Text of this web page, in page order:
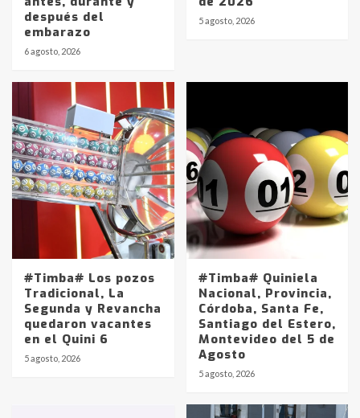
después del
embarazo
6 agosto, 2026
5 agosto, 2026
#Timba# Los pozos
Tradicional, La
Segunda y Revancha
quedaron vacantes
en el Quini 6
5 agosto, 2026
#Timba# Quiniela
Nacional, Provincia,
Córdoba, Santa Fe,
Santiago del Estero,
Montevideo del 5 de
Agosto
5 agosto, 2026
Identidad de los adolescentes
pampeanos que fueron
en la mañana del lunes